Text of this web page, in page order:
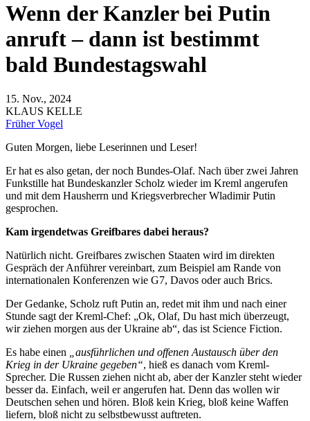
Wenn der Kanzler bei Putin
anruft – dann ist bestimmt
bald Bundestagswahl
15. Nov., 2024
KLAUS KELLE
Früher Vogel
Guten Morgen, liebe Leserinnen und Leser!
Er hat es also getan, der noch Bundes-Olaf. Nach über zwei Jahren
Funkstille hat Bundeskanzler Scholz wieder im Kreml angerufen
und mit dem Hausherrn und Kriegsverbrecher Wladimir Putin
gesprochen.
Kam irgendetwas Greifbares dabei heraus?
Natürlich nicht. Greifbares zwischen Staaten wird im direkten
Gespräch der Anführer vereinbart, zum Beispiel am Rande von
internationalen Konferenzen wie G7, Davos oder auch Brics.
Der Gedanke, Scholz ruft Putin an, redet mit ihm und nach einer
Stunde sagt der Kreml-Chef: „Ok, Olaf, Du hast mich überzeugt,
wir ziehen morgen aus der Ukraine ab“, das ist Science Fiction.
Es habe einen
„ausführlichen und offenen Austausch über den
Krieg in der Ukraine gegeben“, hieß es danach vom Kreml-
Sprecher. Die Russen ziehen nicht ab, aber der Kanzler steht wieder
besser da. Einfach, weil er angerufen hat. Denn das wollen wir
Deutschen sehen und hören. Bloß kein Krieg, bloß keine Waffen
liefern, bloß nicht zu selbstbewusst auftreten.